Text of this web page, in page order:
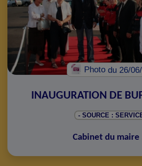
Photo du 26/
INAUGURATION DE
- SOURCE :
Cabinet du maire